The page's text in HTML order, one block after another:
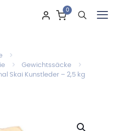
0
Gewichtssäcke
Skai Kunstleder – 2,5 kg